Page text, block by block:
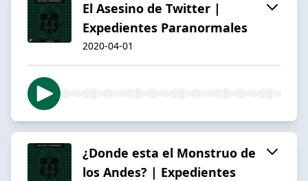
El Asesino de Twitter |
Expedientes Paranormales
2020-04-01
¿Donde esta el Monstruo de
los Andes? | Expedientes